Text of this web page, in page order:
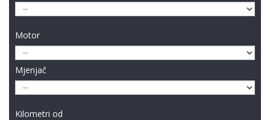
Motor
Mjenjač
Kilometri od